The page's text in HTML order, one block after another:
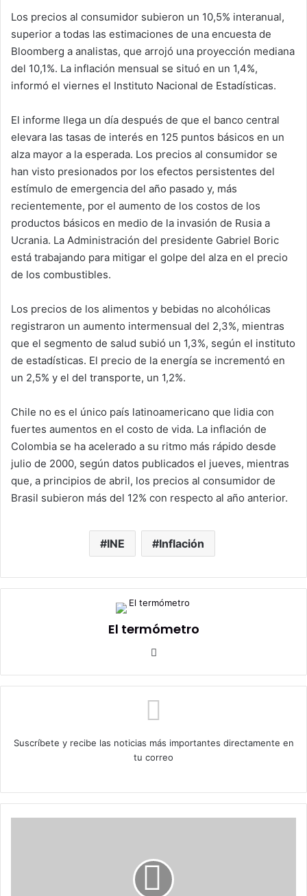
Los precios al consumidor subieron un 10,5% interanual,
superior a todas las estimaciones de una encuesta de
Bloomberg a analistas, que arrojó una proyección mediana
del 10,1%. La inflación mensual se situó en un 1,4%,
informó el viernes el Instituto Nacional de Estadísticas.
El informe llega un día después de que el banco central
elevara las tasas de interés en 125 puntos básicos en un
alza mayor a la esperada. Los precios al consumidor se
han visto presionados por los efectos persistentes del
estímulo de emergencia del año pasado y, más
recientemente, por el aumento de los costos de los
productos básicos en medio de la invasión de Rusia a
Ucrania. La Administración del presidente Gabriel Boric
está trabajando para mitigar el golpe del alza en el precio
de los combustibles.
Los precios de los alimentos y bebidas no alcohólicas
registraron un aumento intermensual del 2,3%, mientras
que el segmento de salud subió un 1,3%, según el instituto
de estadísticas. El precio de la energía se incrementó en
un 2,5% y el del transporte, un 1,2%.
Chile no es el único país latinoamericano que lidia con
fuertes aumentos en el costo de vida. La inflación de
Colombia se ha acelerado a su ritmo más rápido desde
julio de 2000, según datos publicados el jueves, mientras
que, a principios de abril, los precios al consumidor de
Brasil subieron más del 12% con respecto al año anterior.
INE Inflación
El termómetro
Suscríbete y recibe las noticias más importantes directamente en
tu correo